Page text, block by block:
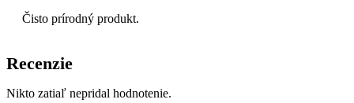
Čisto prírodný produkt.
Recenzie
Nikto zatiaľ nepridal hodnotenie.